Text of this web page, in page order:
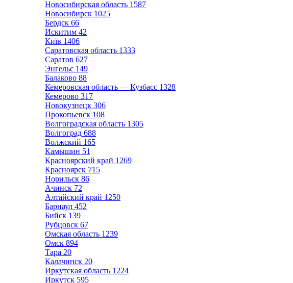
Новосибирская область 1587
Новосибирск 1025
Бердск 66
Искитим 42
Київ 1406
Саратовская область 1333
Саратов 627
Энгельс 149
Балаково 88
Кемеровская область — Кузбасс 1328
Кемерово 317
Новокузнецк 306
Прокопьевск 108
Волгоградская область 1305
Волгоград 688
Волжский 165
Камышин 51
Красноярский край 1269
Красноярск 715
Норильск 86
Ачинск 72
Алтайский край 1250
Барнаул 452
Бийск 139
Рубцовск 67
Омская область 1239
Омск 894
Тара 20
Калачинск 20
Иркутская область 1224
Иркутск 595